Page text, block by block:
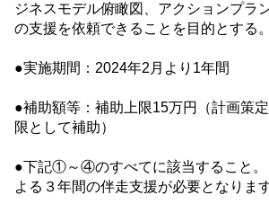
ジネスモデル俯瞰図、アクションプラ
の支援を依頼できることを目的とする。
●実施期間： 2024年2 月より 1年間
●補助額等：補助上限15万円（計画策
限として補助）
●下記①～④のすべてに該当すること。
よる３年間の伴走支援が必要となります